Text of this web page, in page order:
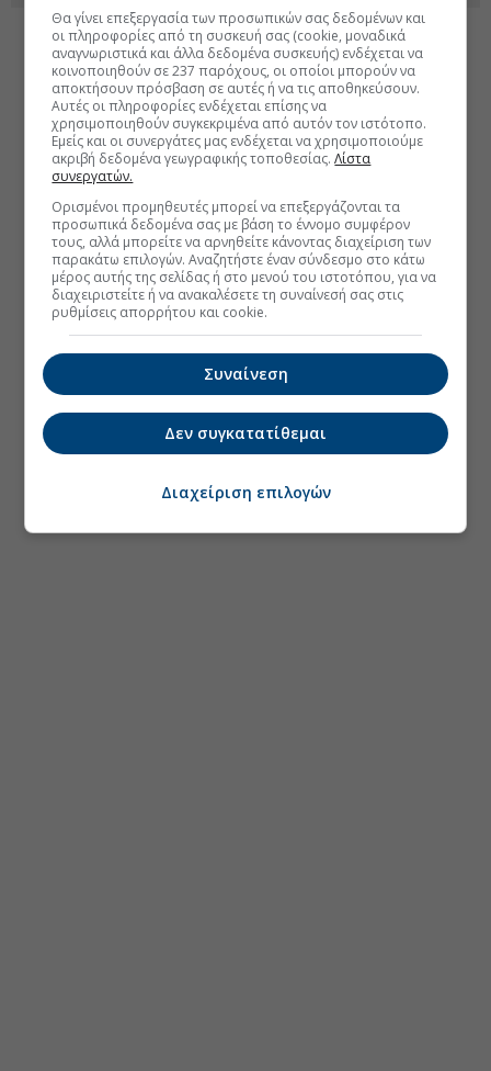
Θα γίνει επεξεργασία των προσωπικών σας δεδομένων και
οι πληροφορίες από τη συσκευή σας (cookie, μοναδικά
αναγνωριστικά και άλλα δεδομένα συσκευής) ενδέχεται να
κοινοποιηθούν σε 237 παρόχους, οι οποίοι μπορούν να
αποκτήσουν πρόσβαση σε αυτές ή να τις αποθηκεύσουν.
Αυτές οι πληροφορίες ενδέχεται επίσης να
χρησιμοποιηθούν συγκεκριμένα από αυτόν τον ιστότοπο.
Εμείς και οι συνεργάτες μας ενδέχεται να χρησιμοποιούμε
ακριβή δεδομένα γεωγραφικής τοποθεσίας.Λίστα
συνεργατών.
Ορισμένοι προμηθευτές μπορεί να επεξεργάζονται τα
προσωπικά δεδομένα σας με βάση το έννομο συμφέρον
τους, αλλά μπορείτε να αρνηθείτε κάνοντας διαχείριση των
παρακάτω επιλογών. Αναζητήστε έναν σύνδεσμο στο κάτω
μέρος αυτής της σελίδας ή στο μενού του ιστοτόπου, για να
διαχειριστείτε ή να ανακαλέσετε τη συναίνεσή σας στις
ρυθμίσεις απορρήτου και cookie.
Συναίνεση
Δεν συγκατατίθεμαι
Διαχείριση επιλογών